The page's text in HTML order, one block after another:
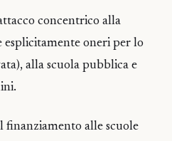
concentrico alla
esplicitamente oneri per lo
alla scuola pubblica e
finanziamento alle scuole